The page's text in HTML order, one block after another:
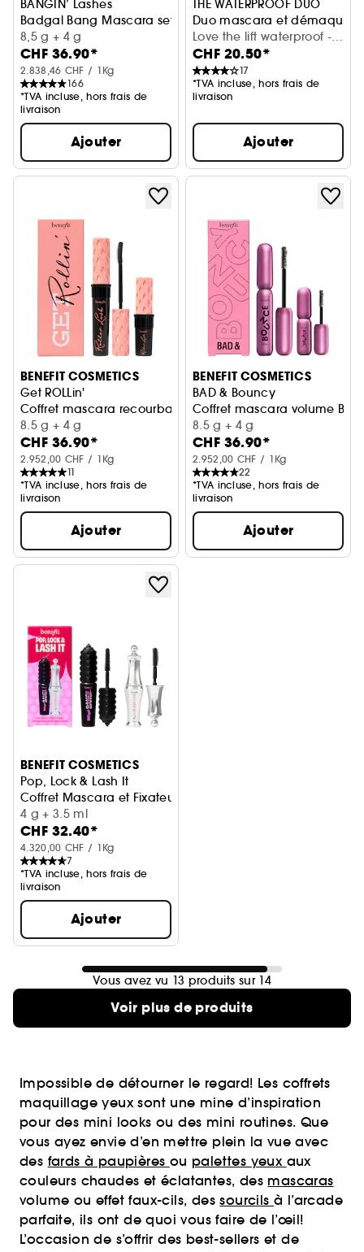
BANGIN’ Lashes
Badgal Bang Mascara set avec mini gratuit
8,5 g + 4 g
CHF 36.90*
2.838,46 CHF / 1Kg
166
*TVA incluse, hors frais de
livraison
Ajouter
THE WATERPROOF DUO
Duo mascara et
Love the lift waterproof -
ultra black (2 pc)
CHF 20.50*
17
*TVA incluse, hors frais de
livraison
Ajouter
BENEFIT COSMETICS
Get ROLLin'
Coffret mascara recourbant Roller Lash avec mini gratuit
8.5 g + 4 g
CHF 36.90*
2.952,00 CHF / 1Kg
11
*TVA incluse, hors frais de
livraison
Ajouter
BENEFIT COSMETICS
BAD & Bouncy
Coffret mascara volume
8.5 g + 4 g
CHF 36.90*
2.952,00 CHF / 1Kg
22
*TVA incluse, hors frais de
livraison
Ajouter
BENEFIT COSMETICS
Pop, Lock & Lash It
Coffret Mascara et Fixateur à Sourcils
4 g + 3.5 ml
CHF 32.40*
4.320,00 CHF / 1Kg
7
*TVA incluse, hors frais de
livraison
Ajouter
Vous avez vu 13 produits sur 14
Voir plus de produits
Impossible de détourner le regard! Les coffrets
maquillage yeux sont une mine d’inspiration
pour des mini looks ou des mini routines. Que
vous ayez envie d’en mettre plein la vue avec
des fards à paupières ou palettes yeux aux
couleurs chaudes et éclatantes, des mascaras
volume ou effet faux-cils, dessourcilsà l’arcade
parfaite, ils ont de quoi vous faire de l’œil!
L’occasion de s’offrir des best-sellers et de